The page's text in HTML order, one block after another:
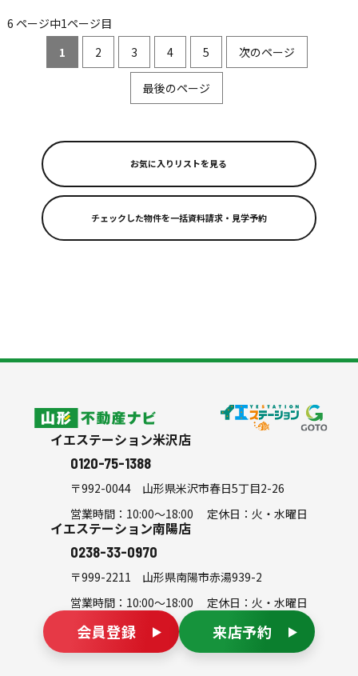
6 ページ中1ページ目
1
2 3 4 5 次のページ
最後のページ
お気に入りリストを見る
山形不動産ナビ
イエステーション米沢店
0120-75-1388
〒992-0044
山形県米沢市春日5丁目2-26
営業時間：10:00～18:00 定休日：火・水曜日
イエステーション南陽店
0238-33-0970
〒999-2211
山形県南陽市赤湯939-2
営業時間：10:00～18:00 定休日：火・水曜日
会員登録 来店予約